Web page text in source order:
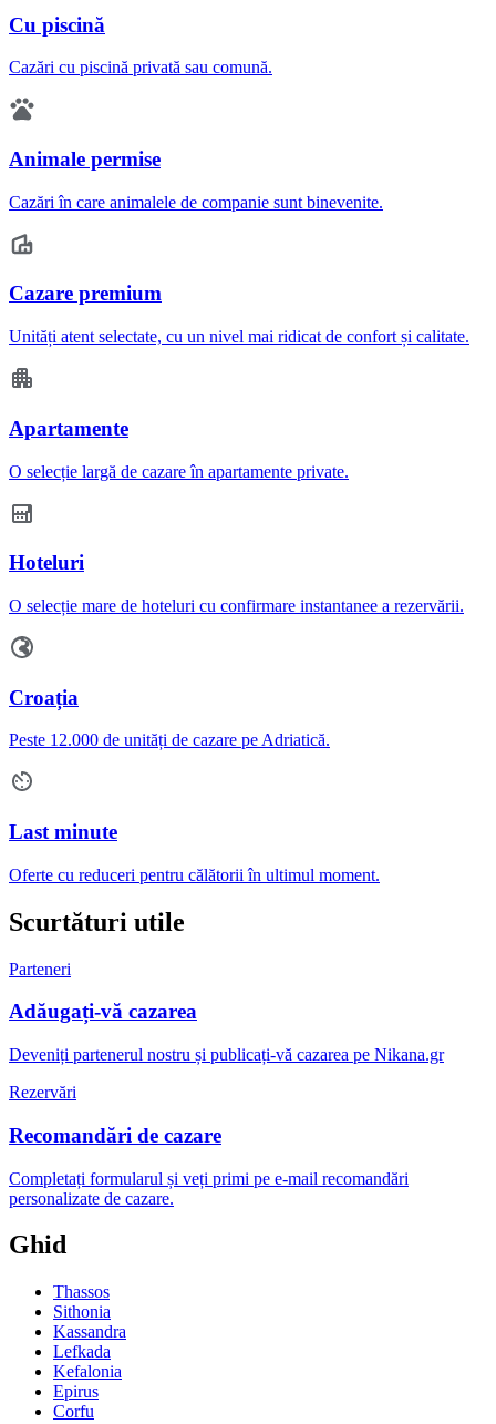
Cu piscină
Cazări cu piscină privată sau comună.
Animale permise
Cazări în care animalele de companie sunt binevenite.
Cazare premium
Unități atent selectate, cu un nivel mai ridicat de confort și calitate.
Apartamente
O selecție largă de cazare în apartamente private.
Hoteluri
O selecție mare de hoteluri cu confirmare instantanee a rezervării.
Croația
Peste 12.000 de unități de cazare pe Adriatică.
Last minute
Oferte cu reduceri pentru călătorii în ultimul moment.
Scurtături utile
Parteneri
Adăugați-vă cazarea
Deveniți partenerul nostru și publicați-vă cazarea pe Nikana.gr
Rezervări
Recomandări de cazare
Completați formularul și veți primi pe e-mail recomandări
personalizate de cazare.
Ghid
Thassos
Sithonia
Kassandra
Lefkada
Kefalonia
Epirus
Corfu